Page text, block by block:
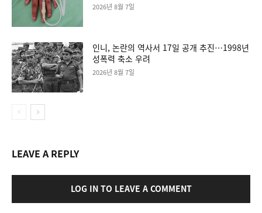
2026년 8월 7일
인니, 논란의 역사서 17일 공개 추진…1998년
성폭력 축소 우려
2026년 8월 7일
LEAVE A REPLY
LOG IN TO LEAVE A COMMENT